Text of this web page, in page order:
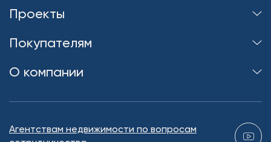
Проекты
Покупателям
О компании
Агентствам недвижимости по вопросам